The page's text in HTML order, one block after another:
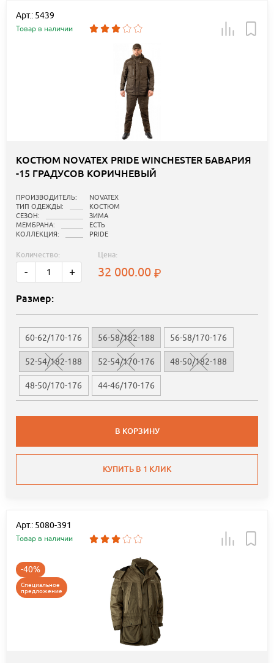
Арт.: 5439
Товар в наличии
КОСТЮМ NOVATEX PRIDE WINCHESTER БАВАРИЯ
-15 ГРАДУСОВ КОРИЧНЕВЫЙ
ПРОИЗВОДИТЕЛЬ:
NOVATEX
ТИП ОДЕЖДЫ:
КОСТЮМ
СЕЗОН:
ЗИМА
МЕМБРАНА:
ЕСТЬ
КОЛЛЕКЦИЯ:
PRIDE
Количество:
- +
Цена:
32 000.00
Размер:
60-62/170-176 56-58/182-188 56-58/170-176
52-54/182-188 52-54/170-176 48-50/182-188
48-50/170-176 44-46/170-176
В КОРЗИНУ
КУПИТЬ В 1 КЛИК
Арт.: 5080-391
Товар в наличии
-40%
Специальное
предложение